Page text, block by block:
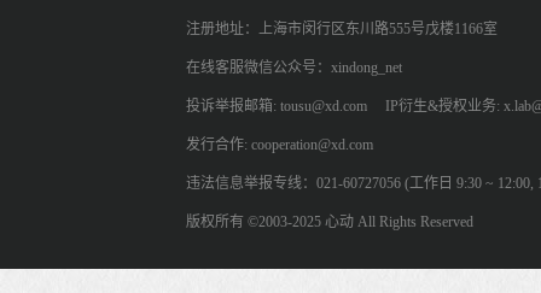
注册地址：上海市闵行区东川路555号戊楼1166室
在线客服微信公众号：xindong_net
投诉举报邮箱: tousu@xd.com IP衍生&授权业务:
发行合作: cooperation@xd.com
违法信息举报专线：021-60727056 (工作日 9:30 ~ 12:00,
版权所有 ©2003-2025 心动 All Rights Reserved